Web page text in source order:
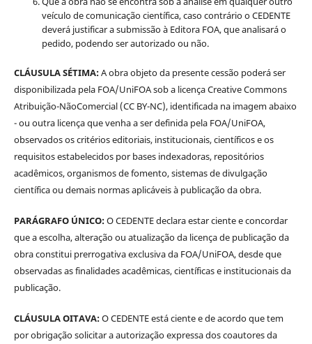
veículo de comunicação científica, caso contrário o CEDENTE
deverá justificar a submissão à Editora FOA, que analisará o
pedido, podendo ser autorizado ou não.
CLÁUSULA SÉTIMA:A obra objeto da presente cessão poderá ser
disponibilizada pela FOA/UniFOA sob a licença Creative Commons
Atribuição-NãoComercial (CC BY-NC), identificada na imagem abaixo
- ou outra licença que venha a ser definida pela FOA/UniFOA,
observados os critérios editoriais, institucionais, científicos e os
requisitos estabelecidos por bases indexadoras, repositórios
acadêmicos, organismos de fomento, sistemas de divulgação
científica ou demais normas aplicáveis à publicação da obra.
PARÁGRAFO ÚNICO:O CEDENTE declara estar ciente e concordar
que a escolha, alteração ou atualização da licença de publicação da
obra constitui prerrogativa exclusiva da FOA/UniFOA, desde que
observadas as finalidades acadêmicas, científicas e institucionais da
publicação.
CLÁUSULA OITAVA:O CEDENTE está ciente e de acordo que tem
por obrigação solicitar a autorização expressa dos coautores da